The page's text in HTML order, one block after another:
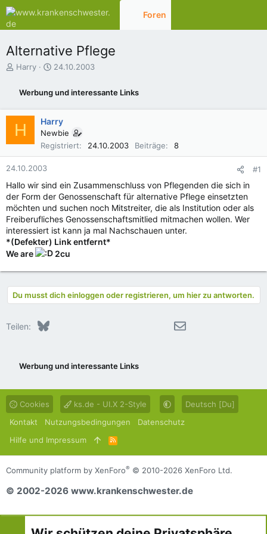
Foren
Alternative Pflege
E
s
e
Harry
E
t
e
l
l
t
a
24.10.2003
Werbung und interessante Links
H Harry
Newbie
Registriert
24.10.2003 Beiträge 8
24.10.2003 #1
Hallo wir sind ein Zusammenschluss von Pflegenden die sich in
der Form der Genossenschaft für alternative Pflege einsetzten
möchten und suchen noch Mitstreiter, die als Institution oder als
Freiberufliches Genossenschaftsmitlied mitmachen wollen. Wer
interessiert ist kann ja mal Nachschauen unter.
*(Defekter) Link entfernt*
We are
2cu
Du musst dich einloggen oder registrieren, um hier zu antworten.
Teilen: Bluesky WhatsApp
E-Mail
Werbung und interessante Links
Cookies ks.de - UI.X 2-Style
Deutsch [Du]
Kontakt
Nutzungsbedingungen
Datenschutz
Hilfe und Impressum
R
S
S
Community platform by XenForo® © 2010-2026 XenForo Ltd.
© 2002-2026 www.krankenschwester.de